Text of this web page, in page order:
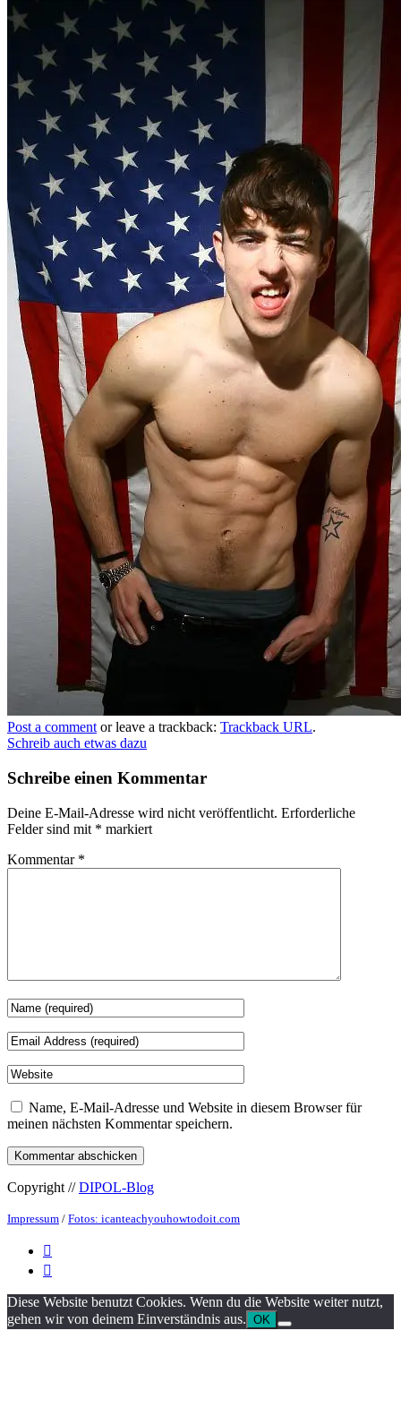
Post a comment or leave a trackback: Trackback URL.
Schreib auch etwas dazu
Schreibe einen Kommentar
Deine E-Mail-Adresse wird nicht veröffentlicht. Erforderliche
Felder sind mit * markiert
Kommentar *
Name, E-Mail-Adresse und Website in diesem Browser für
meinen nächsten Kommentar speichern.
Copyright //DIPOL-Blog
Impressum / Fotos: icanteachyouhowtodoit.com


Diese Website benutzt Cookies. Wenn du die Website weiter nutzt,
gehen wir von deinem Einverständnis aus. OK